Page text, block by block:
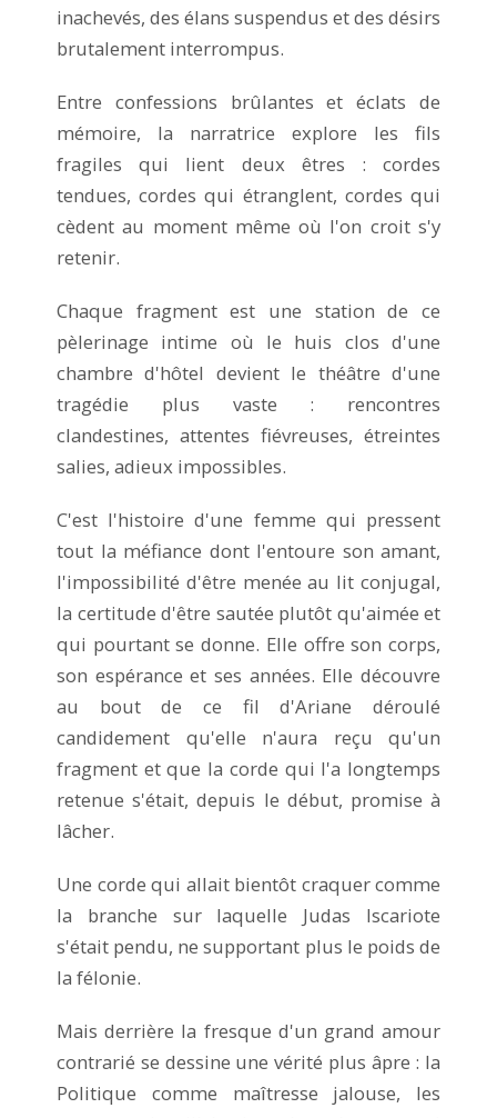
inachevés, des élans suspendus et des désirs
brutalement interrompus.
Entre confessions brûlantes et éclats de
mémoire, la narratrice explore les fils
fragiles qui lient deux êtres : cordes
tendues, cordes qui étranglent, cordes qui
cèdent au moment même où l'on croit s'y
retenir.
Chaque fragment est une station de ce
pèlerinage intime où le huis clos d'une
chambre d'hôtel devient le théâtre d'une
tragédie plus vaste : rencontres
clandestines, attentes fiévreuses, étreintes
salies, adieux impossibles.
C'est l'histoire d'une femme qui pressent
tout la méfiance dont l'entoure son amant,
l'impossibilité d'être menée au lit conjugal,
la certitude d'être sautée plutôt qu'aimée et
qui pourtant se donne. Elle offre son corps,
son espérance et ses années. Elle découvre
au bout de ce fil d'Ariane déroulé
candidement qu'elle n'aura reçu qu'un
fragment et que la corde qui l'a longtemps
retenue s'était, depuis le début, promise à
lâcher.
Une corde qui allait bientôt craquer comme
la branche sur laquelle Judas Iscariote
s'était pendu, ne supportant plus le poids de
la félonie.
Mais derrière la fresque d'un grand amour
contrarié se dessine une vérité plus âpre : la
Politique comme maîtresse jalouse, les